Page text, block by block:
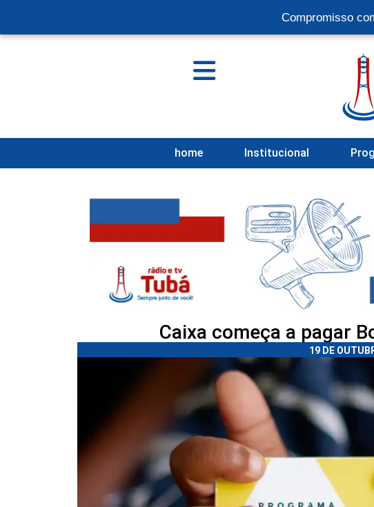
Compromisso
home Institucional
Caixa começa a pagar
19 DE